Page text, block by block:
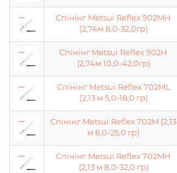
Спінінг Metsui Reflex 902MH
(2,74м 8,0-32,0гр)
Спінінг Metsui Reflex 902H
(2,74м 10,0-42,0гр)
Спінінг Metsui Reflex 702ML
(2,13 м 5,0-18,0 гр)
Спінінг Metsui Reflex 702M (2,13
м 6,0-25,0 гр)
Спінінг Metsui Reflex 702MH
(2,13 м 8,0-32,0 гр)